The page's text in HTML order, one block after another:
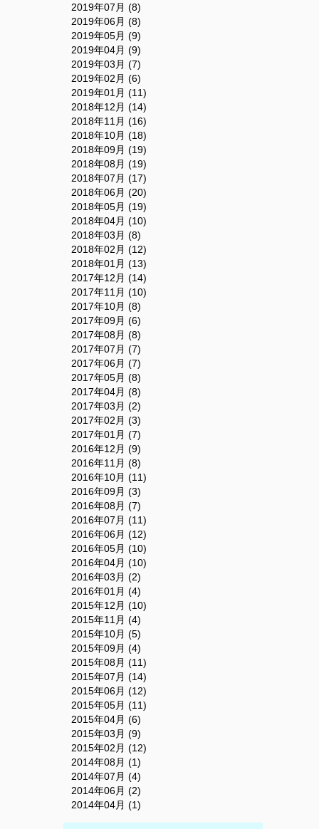
2019年07月 (8)
2019年06月 (8)
2019年05月 (9)
2019年04月 (9)
2019年03月 (7)
2019年02月 (6)
2019年01月 (11)
2018年12月 (14)
2018年11月 (16)
2018年10月 (18)
2018年09月 (19)
2018年08月 (19)
2018年07月 (17)
2018年06月 (20)
2018年05月 (19)
2018年04月 (10)
2018年03月 (8)
2018年02月 (12)
2018年01月 (13)
2017年12月 (14)
2017年11月 (10)
2017年10月 (8)
2017年09月 (6)
2017年08月 (8)
2017年07月 (7)
2017年06月 (7)
2017年05月 (8)
2017年04月 (8)
2017年03月 (2)
2017年02月 (3)
2017年01月 (7)
2016年12月 (9)
2016年11月 (8)
2016年10月 (11)
2016年09月 (3)
2016年08月 (7)
2016年07月 (11)
2016年06月 (12)
2016年05月 (10)
2016年04月 (10)
2016年03月 (2)
2016年01月 (4)
2015年12月 (10)
2015年11月 (4)
2015年10月 (5)
2015年09月 (4)
2015年08月 (11)
2015年07月 (14)
2015年06月 (12)
2015年05月 (11)
2015年04月 (6)
2015年03月 (9)
2015年02月 (12)
2014年08月 (1)
2014年07月 (4)
2014年06月 (2)
2014年04月 (1)